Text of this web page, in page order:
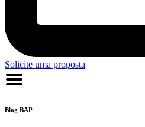
Solicite uma proposta
Blog BAP